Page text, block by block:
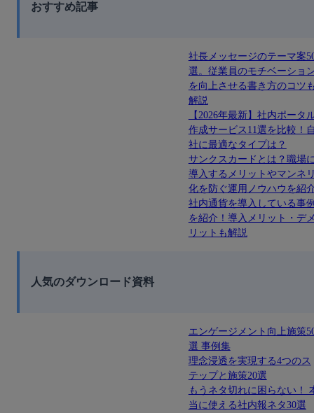
おすすめ記事
社長メッセージのテーマ案
選。従業員のモチベーショ
を向上させる書き方のコツ
解説
【2026年最新】社内ポータ
作成サービス11選を比較！
社に最適なタイプは？
サンクスカードとは？職場
導入するメリットやマンネ
化を防ぐ運用ノウハウを紹
社内通貨を導入している事
を紹介！導入メリット・デ
リットも解説
人気のダウンロード資料
エンゲージメント向上施策
選 事例集
理念浸透を実現する4つのス
テップと施策20選
もうネタ切れに困らない！
当に使える社内報ネタ30選